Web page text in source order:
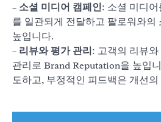
– 소셜 미디어 캠페인: 소셜 미디어
를 일관되게 전달하고 팔로워와의
높입니다.
– 리뷰와 평가 관리 : 고객의 리뷰
관리로 Brand Reputation을 높입
도하고, 부정적인 피드백은 개선